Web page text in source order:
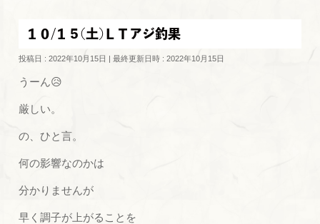
１０/１５(土)ＬＴアジ釣果
投稿日 : 2022年10月15日 最終更新日時 : 2022年10月15日
うーん😥
厳しい。
の、ひと言。
何の影響なのかは
分かりませんが
早く調子が上がることを